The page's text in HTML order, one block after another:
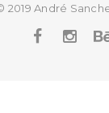
André